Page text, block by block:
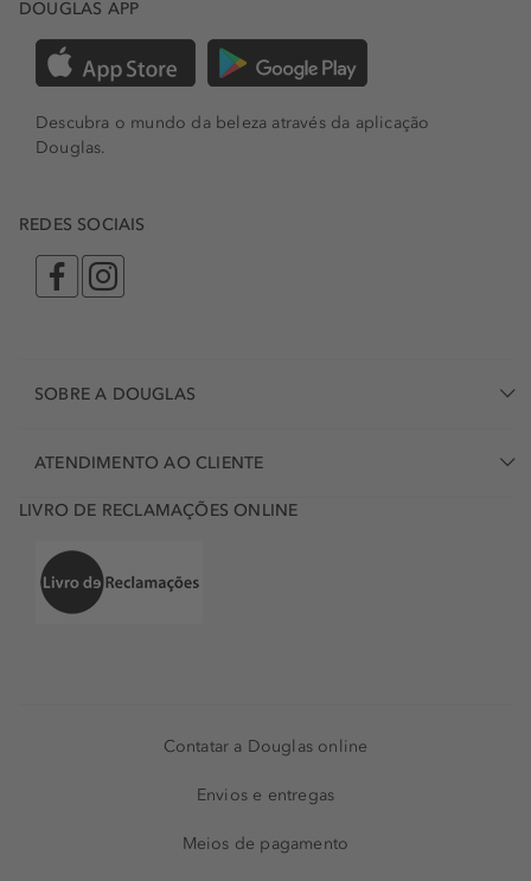
DOUGLAS APP
Descubra o mundo da beleza através da aplicação
Douglas.
REDES SOCIAIS
SOBRE A DOUGLAS
ATENDIMENTO AO CLIENTE
LIVRO DE RECLAMAÇÕES ONLINE
Contatar a Douglas online
Envios e entregas
Meios de pagamento